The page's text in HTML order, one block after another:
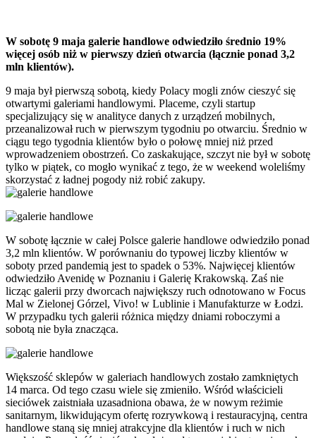
W sobotę 9 maja galerie handlowe odwiedziło średnio 19%
więcej osób niż w pierwszy dzień otwarcia (łącznie ponad 3,2
mln klientów).
9 maja był pierwszą sobotą, kiedy Polacy mogli znów cieszyć się
otwartymi galeriami handlowymi. Placeme, czyli startup
specjalizujący się w analityce danych z urządzeń mobilnych,
przeanalizował ruch w pierwszym tygodniu po otwarciu. Średnio w
ciągu tego tygodnia klientów było o połowę mniej niż przed
wprowadzeniem obostrzeń. Co zaskakujące, szczyt nie był w sobotę
tylko w piątek, co mogło wynikać z tego, że w weekend woleliśmy
skorzystać z ładnej pogody niż robić zakupy.
W sobotę łącznie w całej Polsce galerie handlowe odwiedziło ponad
3,2 mln klientów. W porównaniu do typowej liczby klientów w
soboty przed pandemią jest to spadek o 53%. Najwięcej klientów
odwiedziło Avenidę w Poznaniu i Galerię Krakowską. Zaś nie
licząc galerii przy dworcach największy ruch odnotowano w Focus
Mal w Zielonej Górzel, Vivo! w Lublinie i Manufakturze w Łodzi.
W przypadku tych galerii różnica między dniami roboczymi a
sobotą nie była znacząca.
Większość sklepów w galeriach handlowych zostało zamkniętych
14 marca. Od tego czasu wiele się zmieniło. Wśród właścicieli
sieciówek zaistniała uzasadniona obawa, że w nowym reżimie
sanitarnym, likwidującym ofertę rozrywkową i restauracyjną, centra
handlowe staną się mniej atrakcyjne dla klientów i ruch w nich